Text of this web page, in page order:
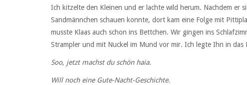
Ich kitzelte den Kleinen und er lachte wild herum. Nachdem er
Sandmännchen schauen konnte, dort kam eine Folge mit
musste Klaas auch schon ins Bettchen. Wir gingen ins
Strampler und mit Nuckel im Mund vor mir. Ich legte Ihn in das
Soo, jetzt machst du schön haia.
Will noch eine Gute-Nacht-Geschichte.